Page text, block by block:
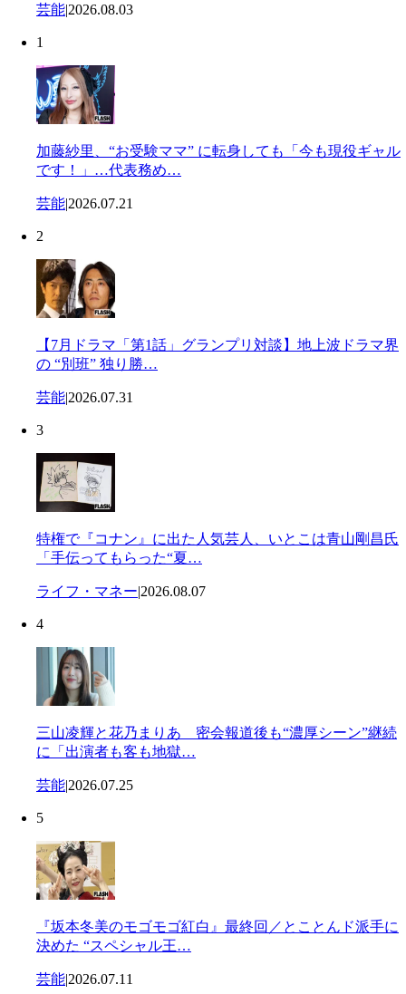
芸能|2026.08.03
1
加藤紗里、“お受験ママ” に転身しても「今も現役ギャル
です！」…代表務め…
芸能|2026.07.21
2
【7月ドラマ「第1話」グランプリ対談】地上波ドラマ界
の “別班” 独り勝…
芸能|2026.07.31
3
特権で『コナン』に出た人気芸人、いとこは青山剛昌氏
「手伝ってもらった“夏…
ライフ・マネー|2026.08.07
4
三山凌輝と花乃まりあ 密会報道後も“濃厚シーン”継続
に「出演者も客も地獄…
芸能|2026.07.25
5
『坂本冬美のモゴモゴ紅白』最終回／とことんド派手に
決めた “スペシャル王…
芸能|2026.07.11